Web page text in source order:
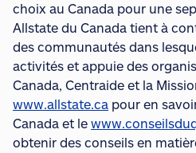
choix au Canada pour une
Allstate du Canada tient à
des communautés dans
activités et appuie des
Canada, Centraide et la
www.allstate.ca pour en
Canada et le
obtenir des conseils en